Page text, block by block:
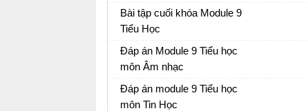
Bài tập ôn hè lớp 2 lên 3
Bài tập cuối khóa Module 9
Tiểu Học
Bài tập cuối khóa Module 9 Tiểu Học đầy đủ
Đáp án Module 9 Tiểu học
môn Âm nhạc
Đáp án trắc nghiệm Module 9 Tiểu học
Đáp án module 9 Tiểu học
môn Tin Học